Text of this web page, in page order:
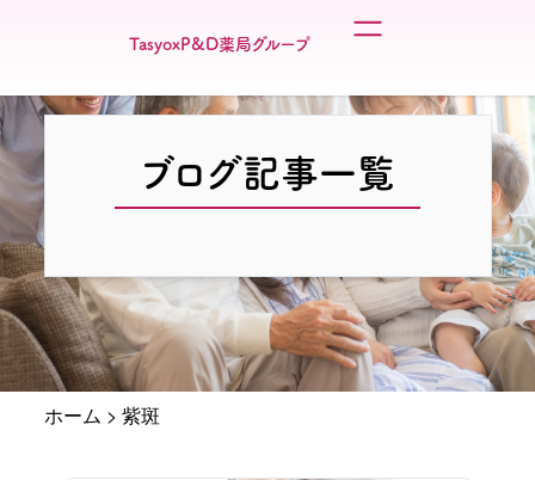
TasyoxP&D薬局グループ
ブログ記事一覧
ホーム > 紫斑